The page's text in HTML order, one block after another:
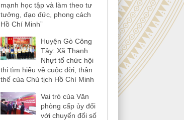
mạnh học tập và làm theo tư
tưởng, đạo đức, phong cách
Hồ Chí Minh”
Huyện Gò Công
Tây: Xã Thạnh
Nhựt tổ chức hội
thi tìm hiểu về cuộc đời, thân
thế của Chủ tịch Hồ Chí Minh
Vai trò của Văn
phòng cấp ủy đối
với chuyển đổi số